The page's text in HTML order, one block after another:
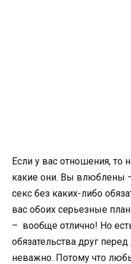
Если у вас отношения, то
какие они. Вы влюблены
секс без каких-либо
вас обоих серьезные
– вообще отлично! Но
обязательства друг
неважно. Потому что